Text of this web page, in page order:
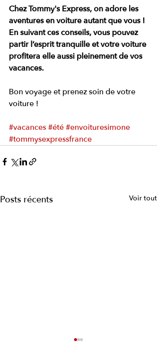
Chez Tommy's Express, on adore les
aventures en voiture autant que vous !
En suivant ces conseils, vous pouvez
partir l’esprit tranquille et votre voiture
profitera elle aussi pleinement de vos
vacances.
Bon voyage et prenez soin de votre
voiture !
#vacances#été#envoituresimone
#tommysexpressfrance
Posts récents Voir tout